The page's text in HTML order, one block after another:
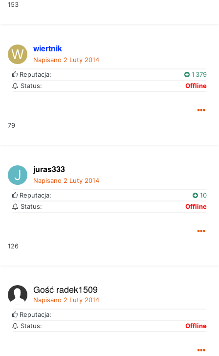
153
wiertnik
Napisano 2 Luty 2014
Reputacja:
1 379
Status:
Offline
79
juras333
Napisano 2 Luty 2014
Reputacja:
10
Status:
Offline
126
Gość radek1509
Napisano 2 Luty 2014
Reputacja:
Status:
Offline